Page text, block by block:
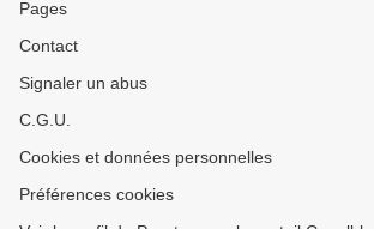
Pages
Contact
Signaler un abus
C.G.U.
Cookies et données personnelles
Préférences cookies